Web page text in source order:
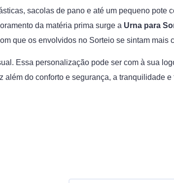
sacolas de pano e até um pequeno pote
da matéria prima surge a Urna para
que os envolvidos no Sorteio se sintam mais
Essa personalização pode ser com à sua
além do conforto e segurança, a tranquilidade